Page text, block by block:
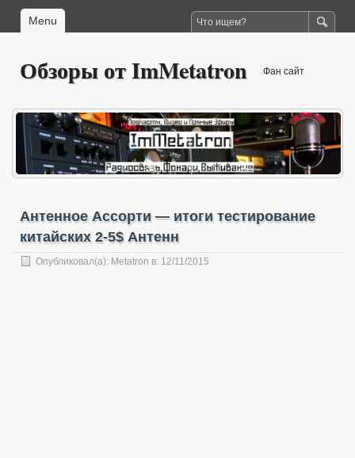
Menu
Обзоры от ImMetatron Фан сайт
Антенное Ассорти — итоги тестирование
китайских 2-5$ Антенн
Опубликовал(а): Metatron в: 12/11/2015